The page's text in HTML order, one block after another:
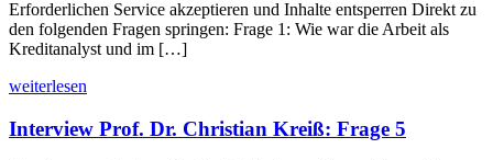
Erforderlichen Service akzeptieren und Inhalte entsperren Direkt zu
den folgenden Fragen springen: Frage 1: Wie war die Arbeit als
Kreditanalyst und im […]
weiterlesen
Interview Prof. Dr. Christian Kreiß: Frage 5